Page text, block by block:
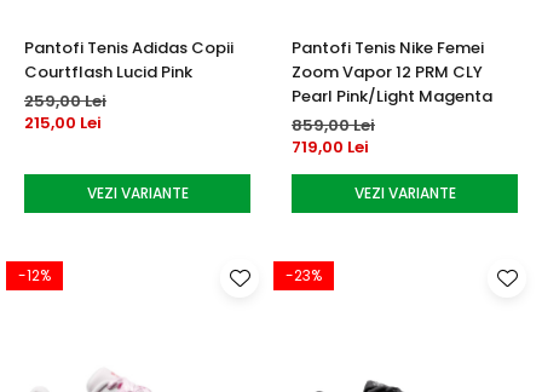
Pantofi Tenis Adidas Copii
Courtflash Lucid Pink
259,00 Lei
215,00 Lei
VEZI VARIANTE
Pantofi Tenis Nike Femei
Zoom Vapor 12 PRM CLY
Pearl Pink/Light Magenta
859,00 Lei
719,00 Lei
VEZI VARIANTE
-12% -23%